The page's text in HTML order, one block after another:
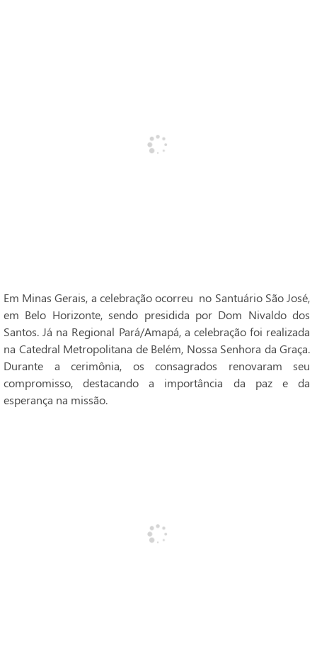
Em Minas Gerais, a celebração ocorreu no Santuário São José,
em Belo Horizonte, sendo presidida por Dom Nivaldo dos
Santos. Já na Regional Pará/Amapá, a celebração foi realizada
na Catedral Metropolitana de Belém, Nossa Senhora da Graça.
Durante a cerimônia, os consagrados renovaram seu
compromisso, destacando a importância da paz e da
esperança na missão.